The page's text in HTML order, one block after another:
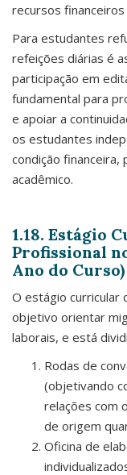
recursos
Para estudantes
refeições diárias é
participação em
fundamental para
e apoiar a
os estudantes
condição
acadêmico.
1.18. Estágio
Profissional
Ano do Curso)
O estágio curricular
objetivo orientar
laborais, e está
Rodas de
(objetivando
relações com
de origem
Oficina de